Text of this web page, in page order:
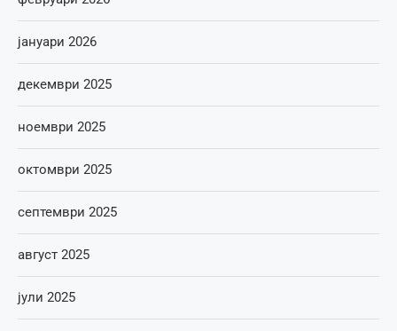
јануари 2026
декември 2025
ноември 2025
октомври 2025
септември 2025
август 2025
јули 2025